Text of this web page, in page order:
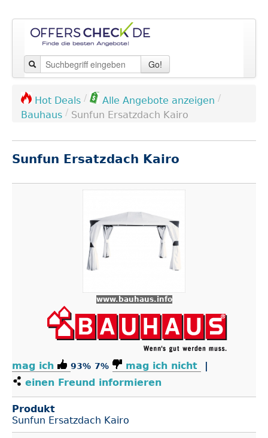
Go!
Hot Deals / Alle Angebote anzeigen /
Bauhaus / Sunfun Ersatzdach Kairo
Sunfun Ersatzdach Kairo
www.bauhaus.info
mag ich 93% 7% mag ich nicht
|
einen Freund informieren
Produkt
Sunfun Ersatzdach Kairo